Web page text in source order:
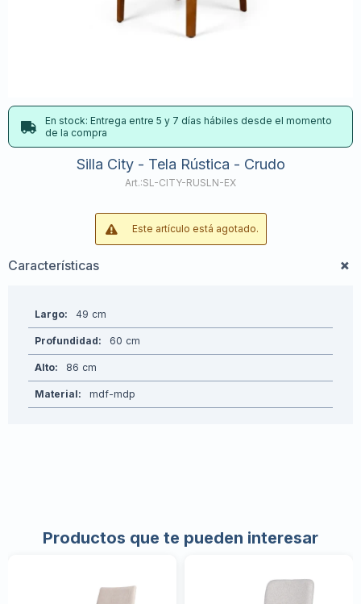
En stock: Entrega entre 5 y 7 días hábiles desde el momento
de la compra
Silla City - Tela Rústica - Crudo
SL-CITY-RUSLN-EX
Este artículo está agotado.
Características
Largo 49
Profundidad 60
Alto 86
Material mdf-mdp
Productos que te pueden interesar